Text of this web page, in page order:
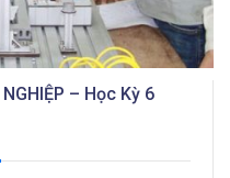
– Học Kỳ 6